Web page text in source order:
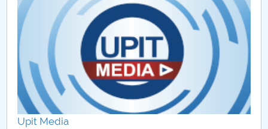
CAR2026
MENIU CANTINA
Reprezentant studenți
Cancelar
Upit Media